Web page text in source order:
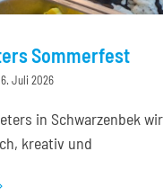
Sommerfest
Juli 2026
in Schwarzenbek
kreativ und